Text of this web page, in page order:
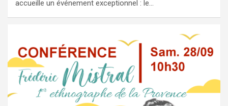
accueille un événement exceptionnel : le…